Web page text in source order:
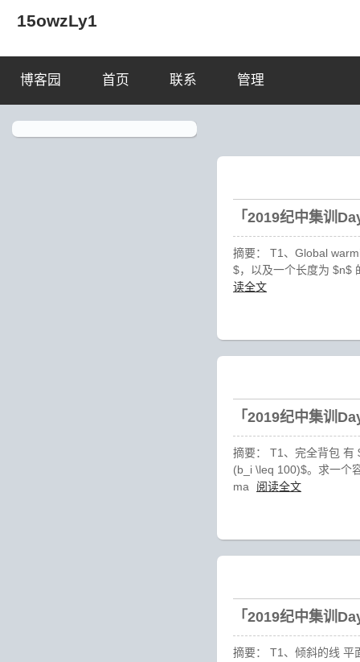
15owzLy1
博客园 首页 联系 管理
「2019纪中集训
摘要： T1、Global
$，以及一个长度为 $n$
读全文
「2019纪中集训
摘要： T1、完全背包
(b_i \leq 100)$。求一个
ma
阅读全文
「2019纪中集训
摘要： T1、倾斜的线 平